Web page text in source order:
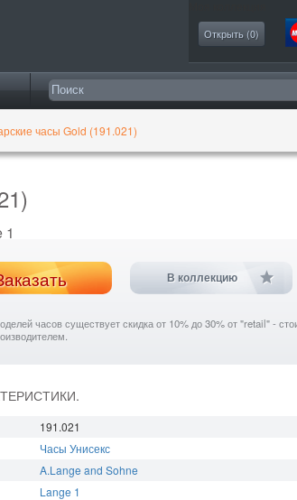
Открыть (0)
часы Gold (191.021)
1
В коллекцию
часов существует скидка от 10% до 30% от "retail" -
191.021
Часы Унисекс
A.Lange and Sohne
Lange 1